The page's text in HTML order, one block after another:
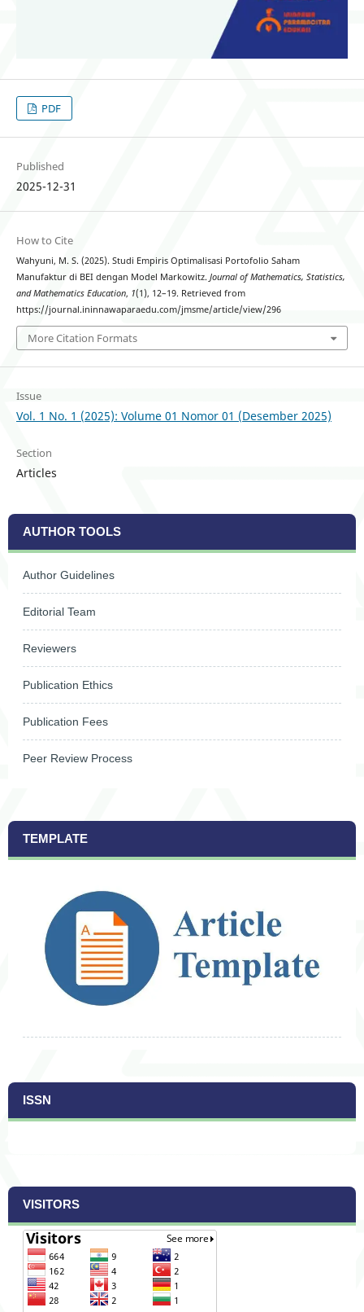
PDF
Published
2025-12-31
How to Cite
Wahyuni, M. S. (2025). Studi Empiris Optimalisasi Portofolio Saham
Manufaktur di BEI dengan Model Markowitz. Journal of Mathematics, Statistics,
and Mathematics Education, 1(1), 12–19. Retrieved from
https://journal.ininnawaparaedu.com/jmsme/article/view/296
More Citation Formats
Issue
Vol. 1 No. 1 (2025): Volume 01 Nomor 01 (Desember 2025)
Section
Articles
AUTHOR TOOLS
Author Guidelines
Editorial Team
Reviewers
Publication Ethics
Publication Fees
Peer Review Process
TEMPLATE
ISSN
VISITORS